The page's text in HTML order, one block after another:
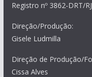
Registro nº 3862-DRT/RJ
Direção/Produção:
Gisele Ludmilla
Direção de Produção/
Cissa Alves